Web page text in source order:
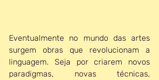
Eventualmente no mundo das artes
surgem obras que revolucionam a
linguagem. Seja por criarem novos
paradigmas, novas técnicas,